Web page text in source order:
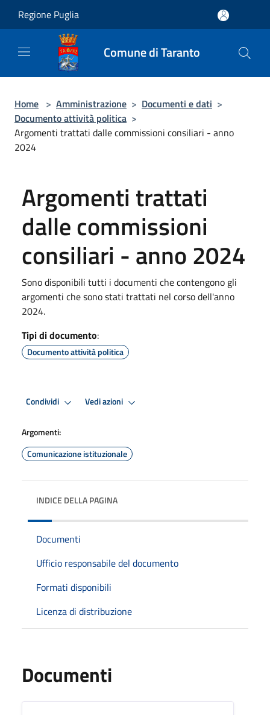
Regione Puglia
Comune di Taranto
Home > Amministrazione > Documenti e dati >
Documento attività politica >
Argomenti trattati dalle commissioni consiliari - anno
2024
Argomenti trattati
dalle commissioni
consiliari - anno 2024
Sono disponibili tutti i documenti che contengono gli
argomenti che sono stati trattati nel corso dell'anno
2024.
Tipi di documento:
Documento attività politica
Condividi Vedi azioni
Argomenti:
Comunicazione istituzionale
INDICE DELLA PAGINA
Documenti
Ufficio responsabile del documento
Formati disponibili
Licenza di distribuzione
Documenti